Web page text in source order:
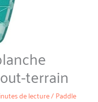
terrain
de lecture/Paddle